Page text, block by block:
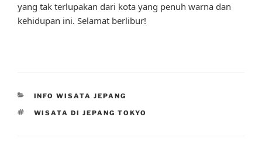
yang tak terlupakan dari kota yang penuh warna dan
kehidupan ini. Selamat berlibur!
CATEGORIES
INFO WISATA JEPANG
TAGS
WISATA DI JEPANG TOKYO